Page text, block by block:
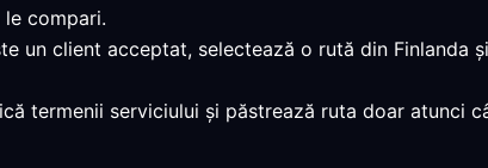
compari.
un client acceptat, selectează o rută din Finlanda
termenii serviciului și păstrează ruta doar atunci